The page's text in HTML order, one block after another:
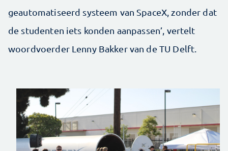
geautomatiseerd systeem van SpaceX, zonder dat
de studenten iets konden aanpassen’, vertelt
woordvoerder Lenny Bakker van de TU Delft.